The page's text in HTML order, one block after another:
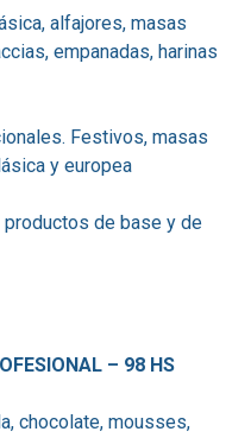
alfajores, masas
empanadas, harinas
Festivos, masas
y europea
productos de base y de
– 98 HS
chocolate, mousses,